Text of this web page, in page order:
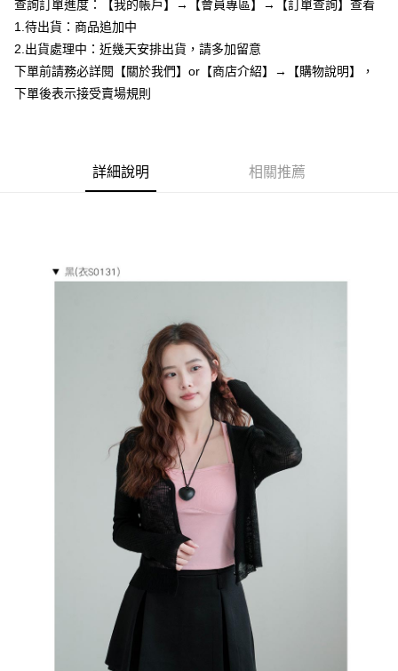
１．簡單：不需註冊會員、不需綁卡、不需儲值。
２．便利：只要手機號碼，簡訊認證，即可結帳。
３．安心：先確認商品／服務後，再付款。
１．於結帳方式選擇「AFTEE先享後付」後，將跳轉至「AFTEE先享後付」
ATM／網路銀行／等多元方式進行付款，方視為交易完成。
※ 請注意：結帳手續完成當下不需立刻繳費，但若您需要取消訂單，請聯絡
購買商品的店家。未經商家同意取消之訂單仍視為有效，需透過AFTEE先享
易，需依本服務之必要範圍內提供個人資料，並將交易相關給付款項請求債
權轉讓予恩沛科技股份有限公司。
２．關於個人資料處理事宜，請瀏覽以下網址：
https://aftee.tw/terms/#terms3
３．未成年的使用者請事先徵得法定代理人或監護人之同意方可使用
「AFTEE先享後付」，若未經同意申辦者引起之損失，本公司不負相關責
４．使用「AFTEE先享後付」時，將依據個別帳號之用戶狀況，依本公司即
時審查核予不同之上限額度；若仍有額度不足之情形，本公司將視審查結果
請求用戶進行身份認證。
５．嚴禁一人註冊多個帳號或使用他人資訊註冊。若發現惡意使用之情形，
恩沛科技股份有限公司將有權停止該用戶之使用額度並採取法律行動。
運送方式
全家付款取貨
每筆NT$85，滿NT$799(含以上)免運費
每筆NT$85，滿NT$799(含以上)免運費
查詢訂單進度：【我的帳戶】→【會員專區】→【訂單查詢】查看
1.待出貨：商品追加中
2.出貨處理中：近幾天安排出貨，請多加留意
下單前請務必詳閱【關於我們】or【商店介紹】→【購物說明】，
下單後表示接受賣場規則
詳細說明 相關推薦